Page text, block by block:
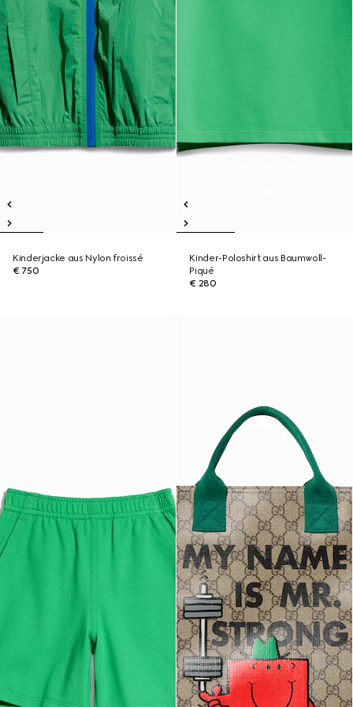
Kinderjacke aus Nylon froissé
€ 750
Kinder-Poloshirt aus Baumwoll-
Piqué
€ 280